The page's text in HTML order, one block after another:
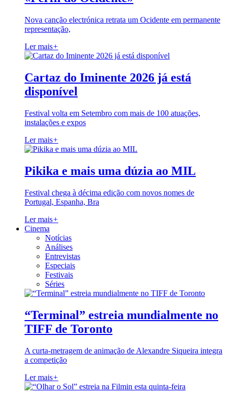
Nova canção electrónica retrata um Ocidente em permanente
representação,
Ler mais+
Cartaz do Iminente 2026 já está
disponível
Festival volta em Setembro com mais de 100 atuações,
instalações e expos
Ler mais+
Pikika e mais uma dúzia ao MIL
Festival chega à décima edição com novos nomes de
Portugal, Espanha, Bra
Ler mais+
Cinema
Notícias
Análises
Entrevistas
Especiais
Festivais
Séries
“Terminal” estreia mundialmente no
TIFF de Toronto
A curta-metragem de animação de Alexandre Siqueira integra
a competição
Ler mais+